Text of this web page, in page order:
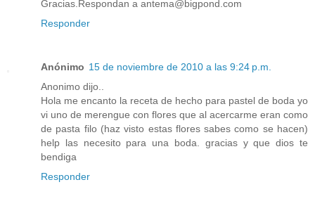
Gracias.Respondan a antema@bigpond.com
Responder
Anónimo 15 de noviembre de 2010 a las 9:24 p.m.
Anonimo dijo..
Hola me encanto la receta de hecho para pastel de boda yo
vi uno de merengue con flores que al acercarme eran como
de pasta filo (haz visto estas flores sabes como se hacen)
help las necesito para una boda. gracias y que dios te
bendiga
Responder